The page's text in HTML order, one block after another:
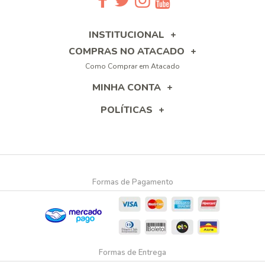
INSTITUCIONAL
COMPRAS NO ATACADO
Como Comprar em Atacado
MINHA CONTA
POLÍTICAS
Formas de Pagamento
Formas de Entrega